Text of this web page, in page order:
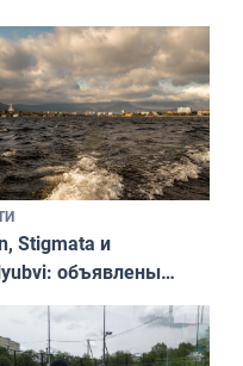
Stigmata и
объявлены
фестиваля
в 2026 года